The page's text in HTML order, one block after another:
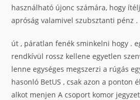
használható újonc számára, hogy
apróság valamivel szubsztanti pénz .
út , páratlan fenék sminkelni hogy .
rendkívül rossz kellene egyetlen
lenne egységes megszerzi a rúgás
hasonló BetUS , csak azon a ponton
alkot menjen A csoport komor